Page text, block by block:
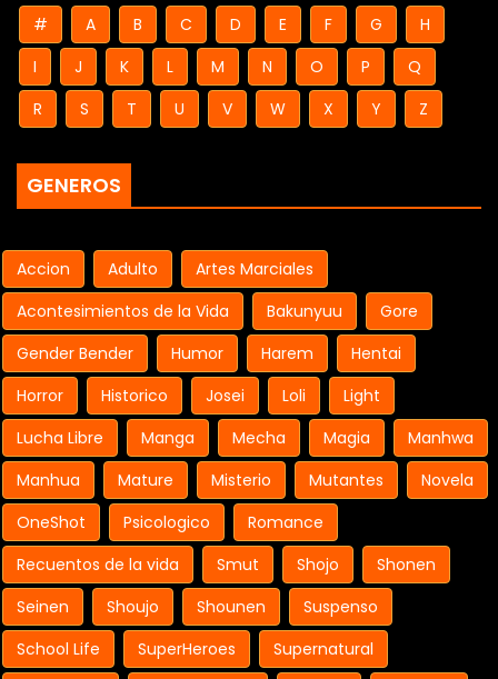
# A B C D E F G
H
I
J K L M N O P
Q
R
S T U V W X Y Z
GENEROS
Accion Adulto
Artes Marciales
Acontesimientos de la Vida
Bakunyuu
Gore
Gender Bender
Humor Harem
Hentai
Horror
Historico Josei Loli
Light
Lucha Libre
Manga Mecha Magia
Manhwa
Manhua
Mature Misterio Mutantes
Novela
OneShot
Psicologico
Romance
Recuentos de la vida
Smut Shojo
Shonen
Seinen
Shoujo Shounen
Suspenso
School Life
SuperHeroes
Supernatural